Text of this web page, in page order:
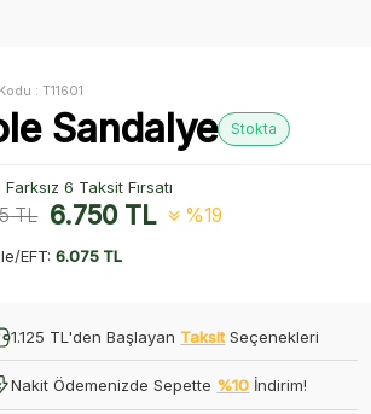
:T11601
Sandalye Stokta
6 Taksit Fırsatı
TL 6.750TL %19
EFT:6.075 TL
1.125 TL'den Başlayan Taksit Seçenekleri
Nakit Ödemenizde Sepette %10 İndirim!